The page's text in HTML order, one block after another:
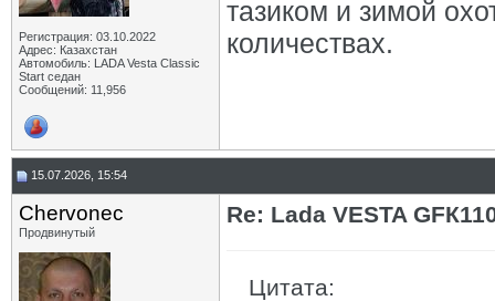
Регистрация: 03.10.2022
Адрес: Казахстан
Автомобиль: LADA Vesta Classic
Start седан
Сообщений: 11,956
тазиком и зимой
количествах.
15.07.2026, 15:54
Chervonec
Продвинутый
Re: Lada VESTA
Цитата: